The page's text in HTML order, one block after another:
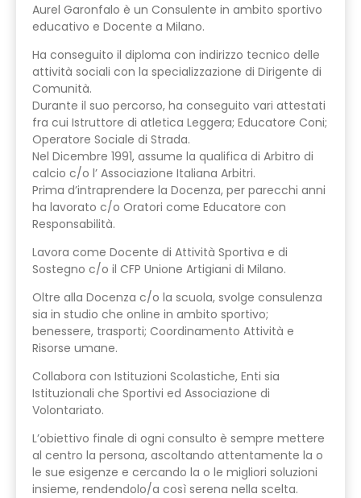
Aurel Garonfalo è un Consulente in ambito sportivo
educativo e Docente a Milano.
Ha conseguito il diploma con indirizzo tecnico delle
attività sociali con la specializzazione di Dirigente di
Comunità.
Durante il suo percorso, ha conseguito vari attestati
fra cui Istruttore di atletica Leggera; Educatore Coni;
Operatore Sociale di Strada.
Nel Dicembre 1991, assume la qualifica di Arbitro di
calcio c/o l’ Associazione Italiana Arbitri.
Prima d’intraprendere la Docenza, per parecchi anni
ha lavorato c/o Oratori come Educatore con
Responsabilità.
Lavora come Docente di Attività Sportiva e di
Sostegno c/o il CFP Unione Artigiani di Milano.
Oltre alla Docenza c/o la scuola, svolge consulenza
sia in studio che online in ambito sportivo;
benessere, trasporti; Coordinamento Attività e
Risorse umane.
Collabora con Istituzioni Scolastiche, Enti sia
Istituzionali che Sportivi ed Associazione di
Volontariato.
L’obiettivo finale di ogni consulto è sempre mettere
al centro la persona, ascoltando attentamente la o
le sue esigenze e cercando la o le migliori soluzioni
insieme, rendendolo/a così serena nella scelta.